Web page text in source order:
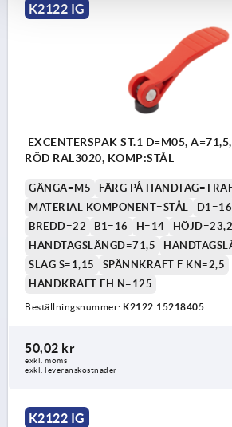
K2122 IG
EXCENTERSPAK ST.1 D=M05,
RÖD RAL3020, KOMP:STÅL
GÄNGA=M5
FÄRG PÅ
MATERIAL KOMPONENT=STÅL
D1=16
BREDD=22
B1=16 H=14
HÖJD=23,2
HANDTAGSLÄNGD=71,5
SLAG S=1,15
SPÄNNKRAFT F KN=2,5
HANDKRAFT FH N=125
Beställningsnummer: K2122.15218405
50,02 kr
exkl. moms
exkl. leveranskostnader
K2122 IG